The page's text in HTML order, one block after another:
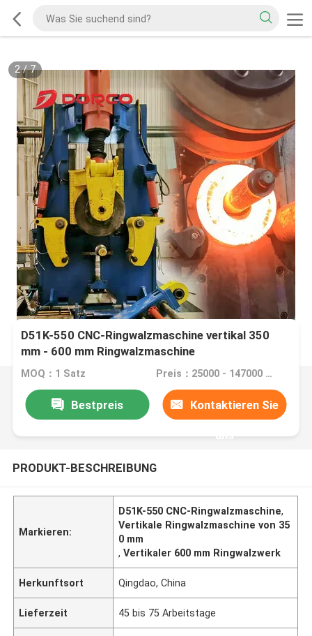
2/7
D51K-550 CNC-Ringwalzmaschine vertikal 350
mm - 600 mm Ringwalzmaschine
MOQ：1 Satz Preis：25000 - 147000 USD per set
Bestpreis Kontaktieren Sie
uns
PRODUKT-BESCHREIBUNG
Markieren:
D51K-550 CNC-Ringwalzmaschine,
Vertikale Ringwalzmaschine von 35
0 mm
,Vertikaler 600 mm Ringwalzwerk
Herkunftsort Qingdao, China
Lieferzeit 45 bis 75 Arbeitstage